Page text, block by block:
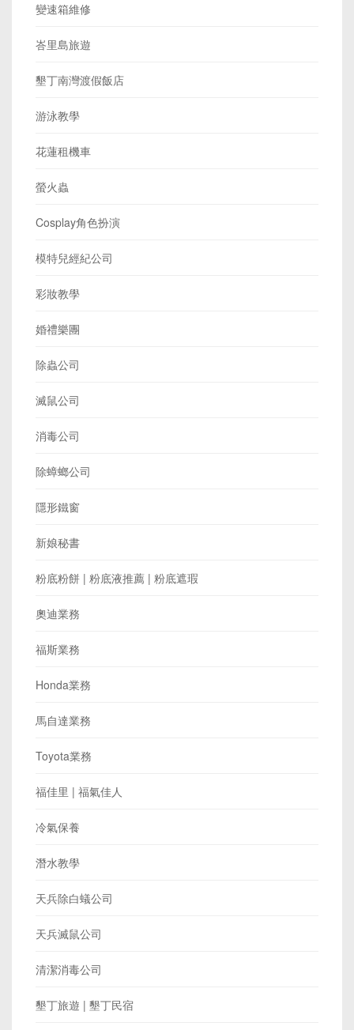
變速箱維修
峇里島旅遊
墾丁南灣渡假飯店
游泳教學
花蓮租機車
螢火蟲
Cosplay角色扮演
模特兒經紀公司
彩妝教學
婚禮樂團
除蟲公司
滅鼠公司
消毒公司
除蟑螂公司
隱形鐵窗
新娘秘書
粉底粉餅 | 粉底液推薦 | 粉底遮瑕
奧迪業務
福斯業務
Honda業務
馬自達業務
Toyota業務
福佳里 | 福氣佳人
冷氣保養
潛水教學
天兵除白蟻公司
天兵滅鼠公司
清潔消毒公司
墾丁旅遊 | 墾丁民宿